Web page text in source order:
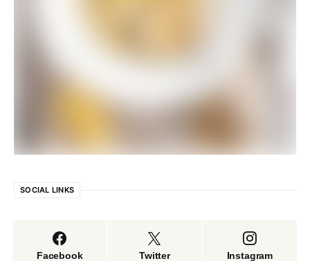
SOCIAL LINKS
Facebook Twitter Instagram